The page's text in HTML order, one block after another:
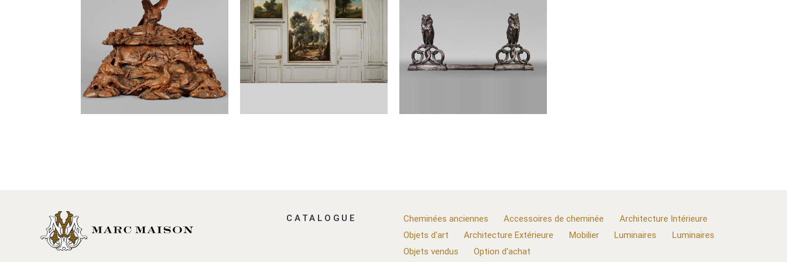
CATALOGUE Cheminées anciennes Accessoires de cheminée
Architecture Intérieure
Objets d'art
Architecture Extérieure Mobilier Luminaires
Luminaires
Objets vendus
Option d'achat